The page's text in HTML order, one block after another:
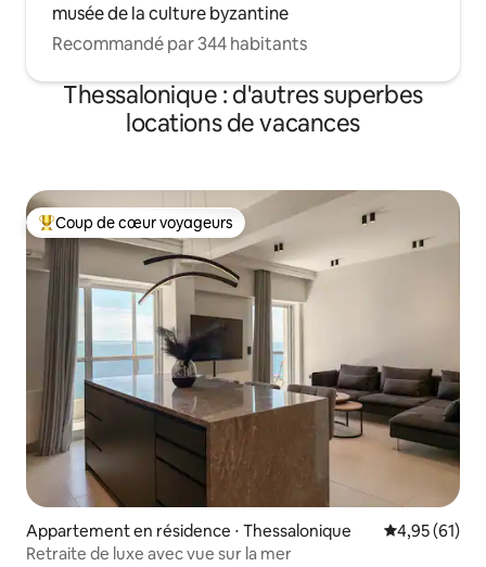
musée de la culture byzantine
Recommandé par 344 habitants
Thessalonique : d'autres superbes
locations de vacances
Coups de cœur voyageurs les plus appréciés
Coup de cœur voyageurs
Appartement en résidence ⋅ Thessalonique Évaluation
4,95 (61)
Retraite de luxe avec vue sur la mer